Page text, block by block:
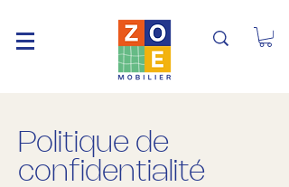
Politique de
confidentialité